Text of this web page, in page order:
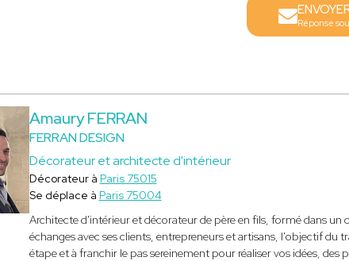
Réponse
Amaury FERRAN
FERRAN DESIGN
Décorateur et architecte d'intérieur
Décorateur à Paris 75015
Se déplace à Paris 75004
Architecte d'intérieur et décorateur de père en fils, formé dans
échanges avec ses clients, entrepreneurs et artisans, l'objectif du
étape et à franchir le pas sereinement pour réaliser vos idées,